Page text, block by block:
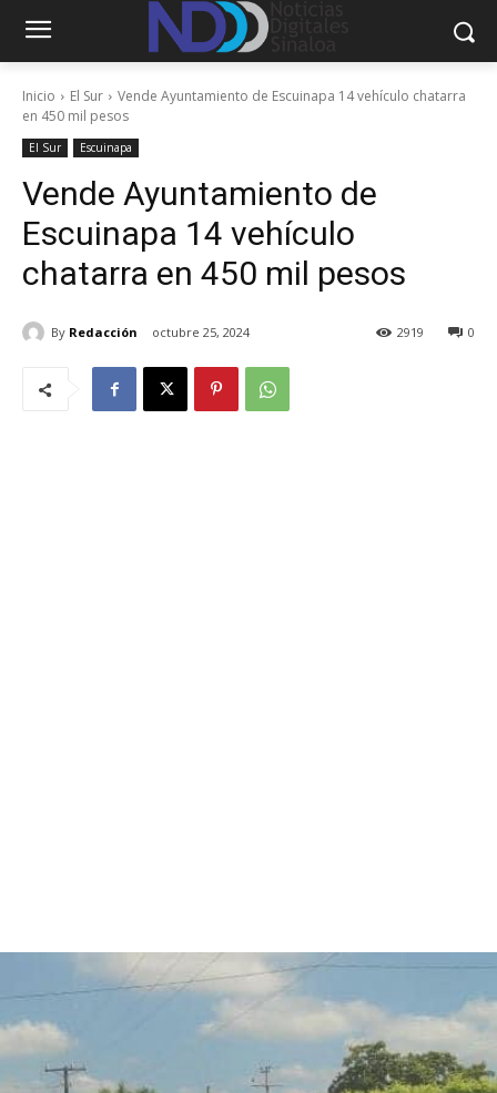
Inicio El Sur
Vende Ayuntamiento de Escuinapa 14 vehículo chatarra
en 450 mil pesos
El Sur Escuinapa
Vende Ayuntamiento de
Escuinapa 14 vehículo
chatarra en 450 mil pesos
By Redacción octubre 25, 2024 0
2919